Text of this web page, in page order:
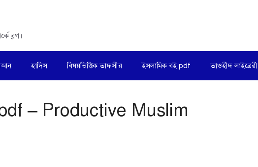
ব্লগ।
হাদিস বিষয়ভিত্তিক তাফসীর ইসলামিক বই pdf তাওহীদ লাইব্রেরী
pdf – Productive Muslim